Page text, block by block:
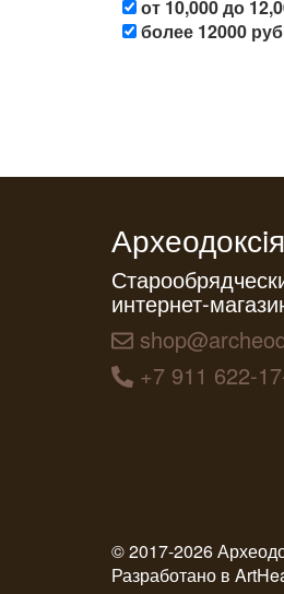
от 10,000 до
более 12000
Археодоксiя
интернет-
+7 911 622-
© 2017-2026
Разработано в